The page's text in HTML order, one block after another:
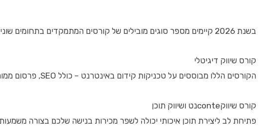
בשנת 2026 קיימים מספר סוגים מובילים של קורסים המתמקדים בתחומים שונים בשיווק, ולכן עובדה זו צריכה להנחות את הבחירה שלכם.
קורס שיווק דיגיטלי
הקורסים הללו מבוססים על טכניקות קידום באינטרנט – כולל SEO, פרסום ממומן ברשתות חברתיות, דוא"ל מרקטינג ועוד. למי שמתעניין במגמות המובילות של השיווק וחש מנוף חזק להגעה ללקוחות, קורס זה הוא נדבך חובה. דוגמאות לתכנים: ניתוח תנועת גולשים, בניית קמפיינים בפייסבוק, גוגל אדס ואופטימיזציה.
קורס שיווקconteנט ושיווק תוכן
פתיחת לב ליצירת תוכן איכותי יכולה לשפר מכירות בנישה שלכם בצורה